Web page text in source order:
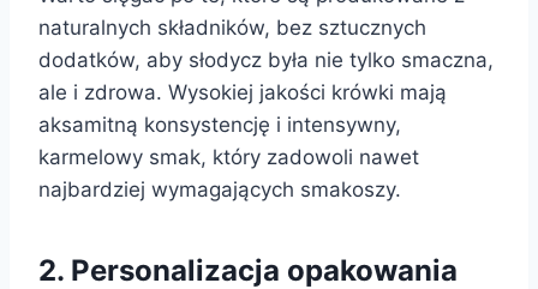
naturalnych składników, bez sztucznych
dodatków, aby słodycz była nie tylko smaczna,
ale i zdrowa. Wysokiej jakości krówki mają
aksamitną konsystencję i intensywny,
karmelowy smak, który zadowoli nawet
najbardziej wymagających smakoszy.
2. Personalizacja opakowania